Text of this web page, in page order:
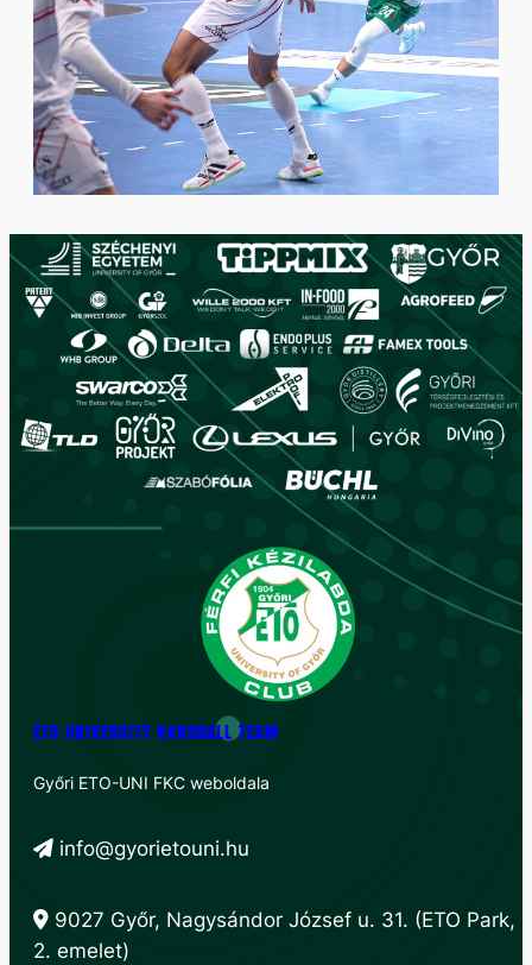
ETO UNIVERSITY HANDBALL TEAM
Győri ETO-UNI FKC weboldala
info@gyorietouni.hu
9027 Győr, Nagysándor József u. 31. (ETO Park,
2. emelet)